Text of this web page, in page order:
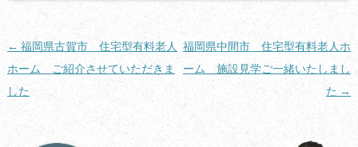
投
稿
ナ
← 福岡県古賀市 住宅型有料老人
ホーム ご紹介させていただきま
した
福岡県中間市 住宅型有料老人ホ
ーム 施設見学ご一緒いたしまし
た →